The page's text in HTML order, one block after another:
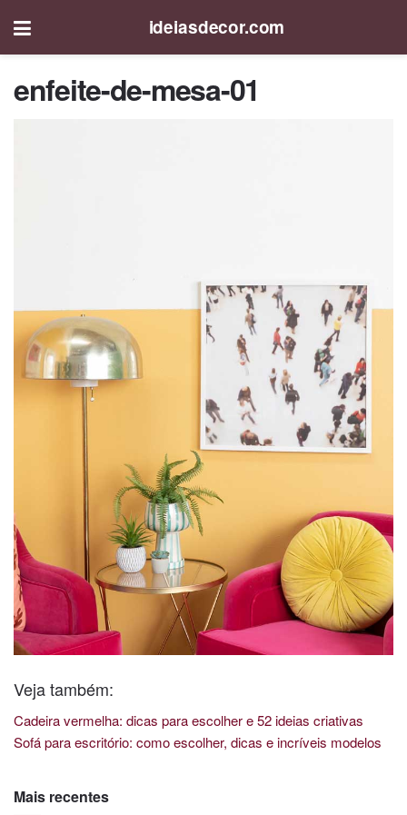
ideiasdecor.com
enfeite-de-mesa-01
Veja também:
Cadeira vermelha: dicas para escolher e 52 ideias criativas
Sofá para escritório: como escolher, dicas e incríveis modelos
Mais recentes